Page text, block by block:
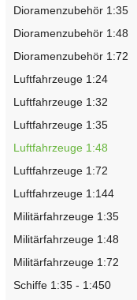
Dioramenzubehör 1:35
Dioramenzubehör 1:48
Dioramenzubehör 1:72
Luftfahrzeuge 1:24
Luftfahrzeuge 1:32
Luftfahrzeuge 1:35
Luftfahrzeuge 1:48
Luftfahrzeuge 1:72
Luftfahrzeuge 1:144
Militärfahrzeuge 1:35
Militärfahrzeuge 1:48
Militärfahrzeuge 1:72
Schiffe 1:35 - 1:450